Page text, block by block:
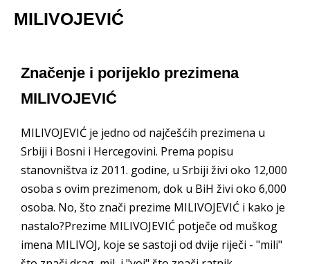
MILIVOJEVIĆ
Značenje i porijeklo prezimena
MILIVOJEVIĆ
MILIVOJEVIĆ je jedno od najčešćih prezimena u
Srbiji i Bosni i Hercegovini. Prema popisu
stanovništva iz 2011. godine, u Srbiji živi oko 12,000
osoba s ovim prezimenom, dok u BiH živi oko 6,000
osoba. No, što znači prezime MILIVOJEVIĆ i kako je
nastalo?Prezime MILIVOJEVIĆ potječe od muškog
imena MILIVOJ, koje se sastoji od dvije riječi - "mili"